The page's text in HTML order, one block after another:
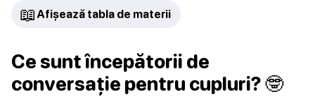
📖 Afișează tabla de materii
Ce sunt începătorii de
conversație pentru cupluri? 🤓